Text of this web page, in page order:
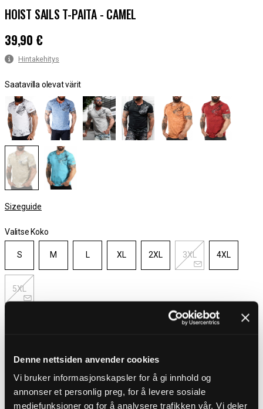
Denne nettsiden anvender cookies
Vi bruker informasjonskapsler for å gi innhold og
annonser et personlig preg, for å levere sosiale
mediefunksjoner og for å analysere trafikken vår. Vi deler
HOIST SAILS T-PAITA - CAMEL
Hinta:39,90 €
39,90 €
Hintakehitys
Saatavilla olevat värit
Sizeguide
Valitse Koko
S M L XL 2XL 3XL 4XL
5XL
Ilmainen toimitus yli 100 € tilauksiin
30 päivän avokauppa
Toimitusaika 3-5 päivää